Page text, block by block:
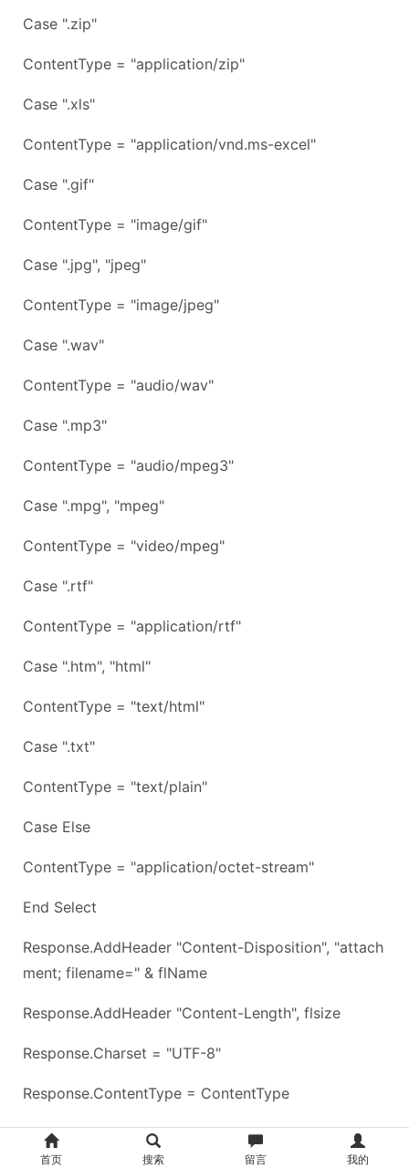
Case ".zip"
ContentType = "application/zip"
Case ".xls"
ContentType = "application/vnd.ms-excel"
Case ".gif"
ContentType = "image/gif"
Case ".jpg", "jpeg"
ContentType = "image/jpeg"
Case ".wav"
ContentType = "audio/wav"
Case ".mp3"
ContentType = "audio/mpeg3"
Case ".mpg", "mpeg"
ContentType = "video/mpeg"
Case ".rtf"
ContentType = "application/rtf"
Case ".htm", "html"
ContentType = "text/html"
Case ".txt"
ContentType = "text/plain"
Case Else
ContentType = "application/octet-stream"
End Select
Response.AddHeader "Content-Disposition", "attach
ment; filename=" & flName
Response.AddHeader "Content-Length", flsize
Response.Charset = "UTF-8"
Response.ContentType = ContentType
Response.BinaryWrite objStream.Read
首页 搜索 留言 我的